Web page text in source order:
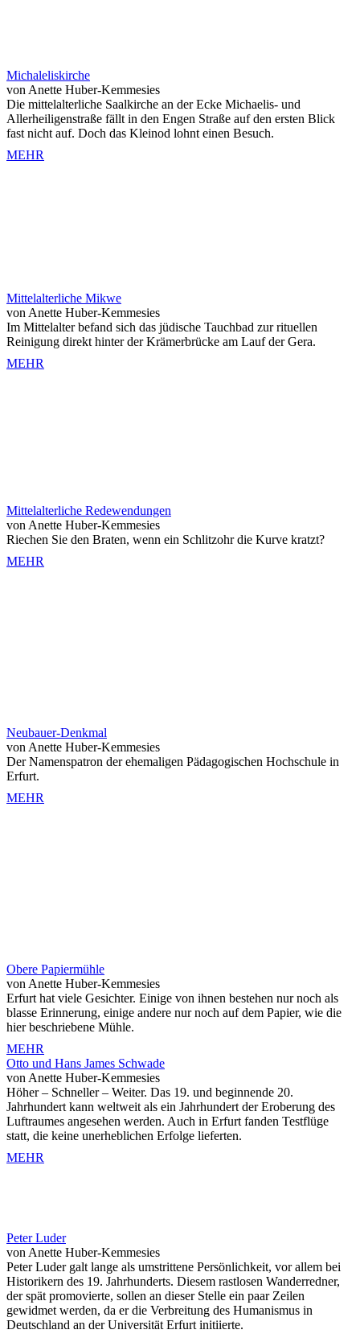
Michaleliskirche
von Anette Huber-Kemmesies
Die mittelalterliche Saalkirche an der Ecke Michaelis- und
Allerheiligenstraße fällt in den Engen Straße auf den ersten Blick
fast nicht auf. Doch das Kleinod lohnt einen Besuch.
MEHR
Mittelalterliche Mikwe
von Anette Huber-Kemmesies
Im Mittelalter befand sich das jüdische Tauchbad zur rituellen
Reinigung direkt hinter der Krämerbrücke am Lauf der Gera.
MEHR
Mittelalterliche Redewendungen
von Anette Huber-Kemmesies
Riechen Sie den Braten, wenn ein Schlitzohr die Kurve kratzt?
MEHR
Neubauer-Denkmal
von Anette Huber-Kemmesies
Der Namenspatron der ehemaligen Pädagogischen Hochschule in
Erfurt.
MEHR
Obere Papiermühle
von Anette Huber-Kemmesies
Erfurt hat viele Gesichter. Einige von ihnen bestehen nur noch als
blasse Erinnerung, einige andere nur noch auf dem Papier, wie die
hier beschriebene Mühle.
MEHR
Otto und Hans James Schwade
von Anette Huber-Kemmesies
Höher – Schneller – Weiter. Das 19. und beginnende 20.
Jahrhundert kann weltweit als ein Jahrhundert der Eroberung des
Luftraumes angesehen werden. Auch in Erfurt fanden Testflüge
statt, die keine unerheblichen Erfolge lieferten.
MEHR
Peter Luder
von Anette Huber-Kemmesies
Peter Luder galt lange als umstrittene Persönlichkeit, vor allem bei
Historikern des 19. Jahrhunderts. Diesem rastlosen Wanderredner,
der spät promovierte, sollen an dieser Stelle ein paar Zeilen
gewidmet werden, da er die Verbreitung des Humanismus in
Deutschland an der Universität Erfurt initiierte.